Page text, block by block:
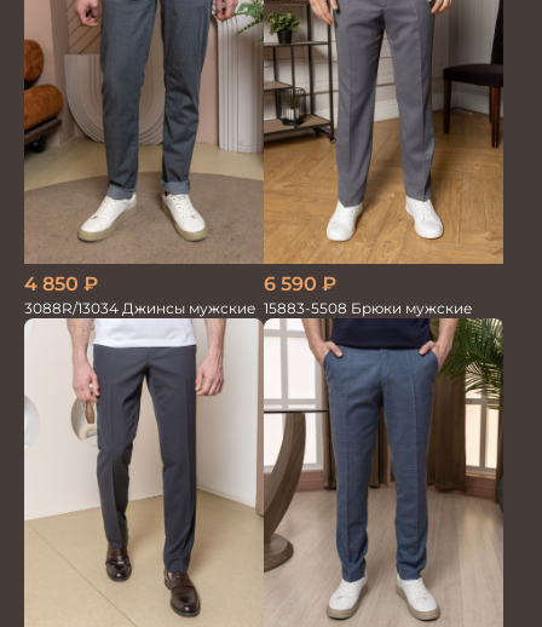
4 850 ₽
3088R/13034 Джинсы мужские
6 590 ₽
15883-5508 Брюки мужские